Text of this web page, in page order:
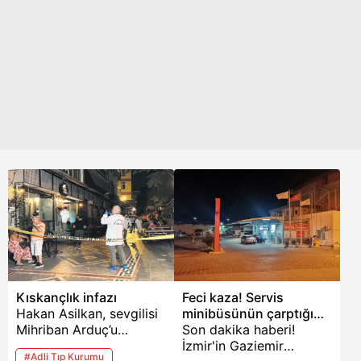
Kıskançlık infazı
Hakan Asilkan, sevgilisi
Mihriban Arduç’u
Kadıköy’de bir kafede
#Adli Tıp Kurumu
Feci kaza! Servis
minibüsünün çarptığı
yaya öldü
Son dakika haberi!
İzmir'in Gaziemir